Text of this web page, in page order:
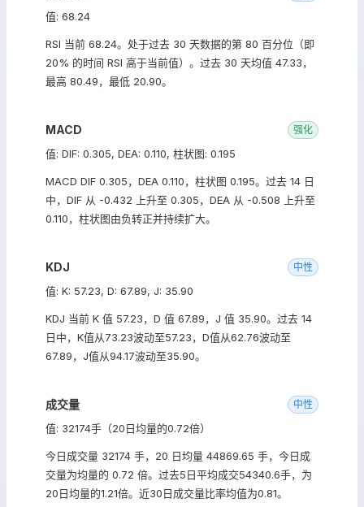
值: 68.24
RSI 当前 68.24。处于过去 30 天数据的第 80 百分位（即
20% 的时间 RSI 高于当前值）。过去 30 天均值 47.33，
最高 80.49，最低 20.90。
MACD 强化
值: DIF: 0.305, DEA: 0.110, 柱状图: 0.195
MACD DIF 0.305，DEA 0.110，柱状图 0.195。过去 14 日
中，DIF 从 -0.432 上升至 0.305，DEA 从 -0.508 上升至
0.110，柱状图由负转正并持续扩大。
KDJ 中性
值: K: 57.23, D: 67.89, J: 35.90
KDJ 当前 K 值 57.23，D 值 67.89，J 值 35.90。过去 14
日中，K值从73.23波动至57.23，D值从62.76波动至
67.89，J值从94.17波动至35.90。
成交量 中性
值: 32174手（20日均量的0.72倍）
今日成交量 32174 手，20 日均量 44869.65 手，今日成
交量为均量的 0.72 倍。过去5日平均成交54340.6手，为
20日均量的1.21倍。近30日成交量比率均值为0.81。